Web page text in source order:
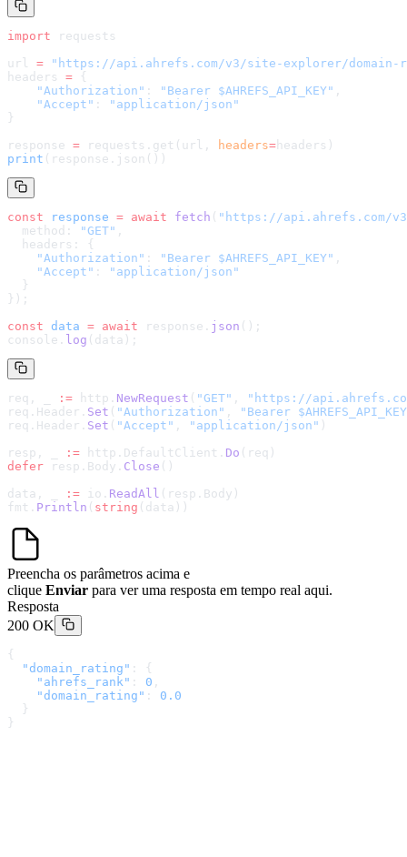
import requests
url = " https://api.ahrefs.com/v3/site-explorer/domain-
headers = {
    "Authorization"
: "Bearer $AHREFS_API_KEY" ,
    "Accept"
:
"application/json"
}
response = requests.get(url, headers= headers )
print (response.json())
const response = await fetch ( " https://api.ahrefs.com/
  method:
"GET" ,
  headers: {
    "Authorization"
: "Bearer $AHREFS_API_KEY" ,
    "Accept"
:
"application/json"
  }
});
const data = await response. json ();
console. log (data);
req, _ := http. NewRequest ( "GET" , " https://
req.Header. Set ( "Authorization" ,
"Bearer
req.Header. Set ( "Accept" , "application/json" )
resp, _
:= http.DefaultClient. Do (req)
defer resp.Body. Close ()
data, _
:= io. ReadAll (resp.Body)
fmt. Println ( string (data))
Preencha os parâmetros acima e
clique Enviar para ver uma resposta em tempo real aqui.
Resposta
200 OK
{
  "domain_rating"
: {
    "ahrefs_rank"
: 0 ,
    "domain_rating"
: 0.0
  }
}